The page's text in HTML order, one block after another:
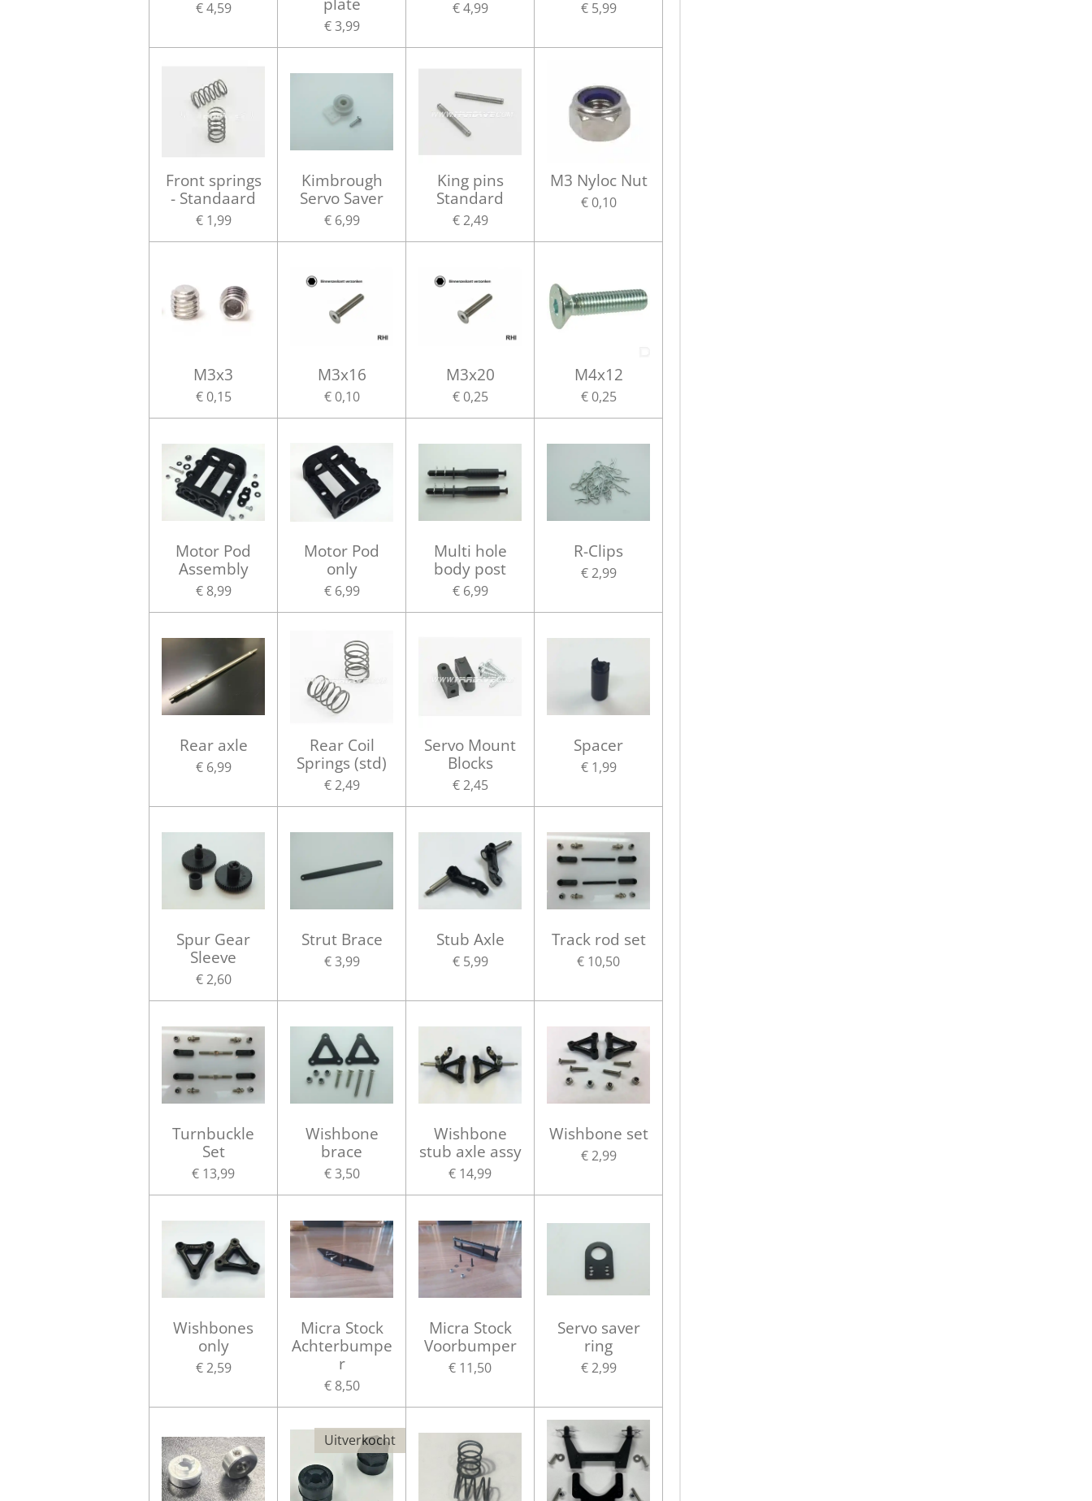
€ 4,59
€ 3,99
€ 4,99 € 5,99
Front springs
- Standaard
€ 1,99
Kimbrough
Servo Saver
€ 6,99
King pins
Standard
€ 2,49
M3 Nyloc Nut
€ 0,10
M3x3
€ 0,15
M3x16
€ 0,10
M3x20
€ 0,25
M4x12
€ 0,25
Motor Pod
Assembly
€ 8,99
Motor Pod
only
€ 6,99
Multi hole
body post
€ 6,99
R-Clips
€ 2,99
Rear axle
€ 6,99
Rear Coil
Springs (std)
€ 2,49
Servo Mount
Blocks
€ 2,45
Spacer
€ 1,99
Spur Gear
Sleeve
€ 2,60
Strut Brace
€ 3,99
Stub Axle
€ 5,99
Track rod set
€ 10,50
Turnbuckle
Set
€ 13,99
Wishbone
brace
€ 3,50
Wishbone
stub axle assy
€ 14,99
Wishbone set
€ 2,99
Wishbones
only
€ 2,59
Micra Stock
Achterbumpe
r
€ 8,50
Micra Stock
Voorbumper
€ 11,50
Servo saver
ring
€ 2,99
Uitverkocht